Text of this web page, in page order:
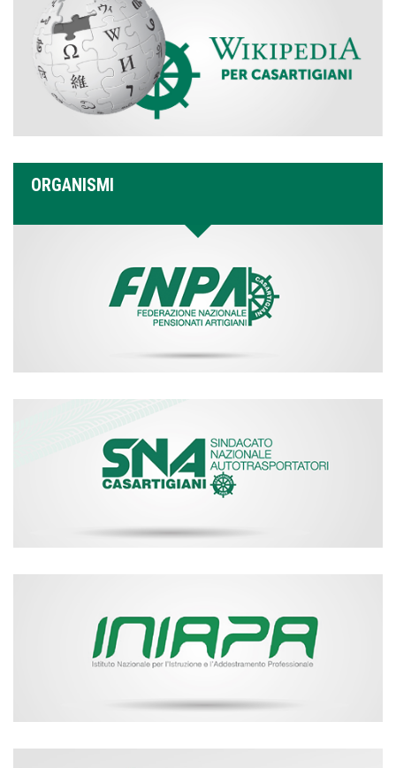
ORGANISMI